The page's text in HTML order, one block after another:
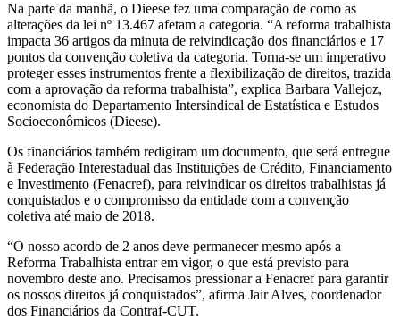
Na parte da manhã, o Dieese fez uma comparação de como as
alterações da lei nº 13.467 afetam a categoria. “A reforma trabalhista
impacta 36 artigos da minuta de reivindicação dos financiários e 17
pontos da convenção coletiva da categoria. Torna-se um imperativo
proteger esses instrumentos frente a flexibilização de direitos, trazida
com a aprovação da reforma trabalhista”, explica Barbara Vallejoz,
economista do Departamento Intersindical de Estatística e Estudos
Socioeconômicos (Dieese).
Os financiários também redigiram um documento, que será entregue
à Federação Interestadual das Instituições de Crédito, Financiamento
e Investimento (Fenacref), para reivindicar os direitos trabalhistas já
conquistados e o compromisso da entidade com a convenção
coletiva até maio de 2018.
“O nosso acordo de 2 anos deve permanecer mesmo após a
Reforma Trabalhista entrar em vigor, o que está previsto para
novembro deste ano. Precisamos pressionar a Fenacref para garantir
os nossos direitos já conquistados”, afirma Jair Alves, coordenador
dos Financiários da Contraf-CUT.